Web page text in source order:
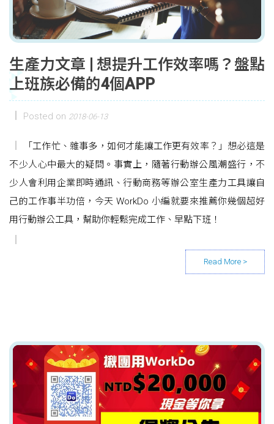
生產力文章 | 想提升工作效率嗎？盤點
上班族必備的4個APP
Posted on 2018-06-13
「工作忙、雜事多，如何才能讓工作更有效率？」想必這是
不少人心中最大的疑問。事實上，隨著行動辦公風潮盛行，不
少人會利用企業即時通訊、行動商務等辦公室生產力工具讓自
己的工作事半功倍，今天 WorkDo 小編就要來推薦你幾個超好
用行動辦公工具，幫助你輕鬆完成工作、早點下班！